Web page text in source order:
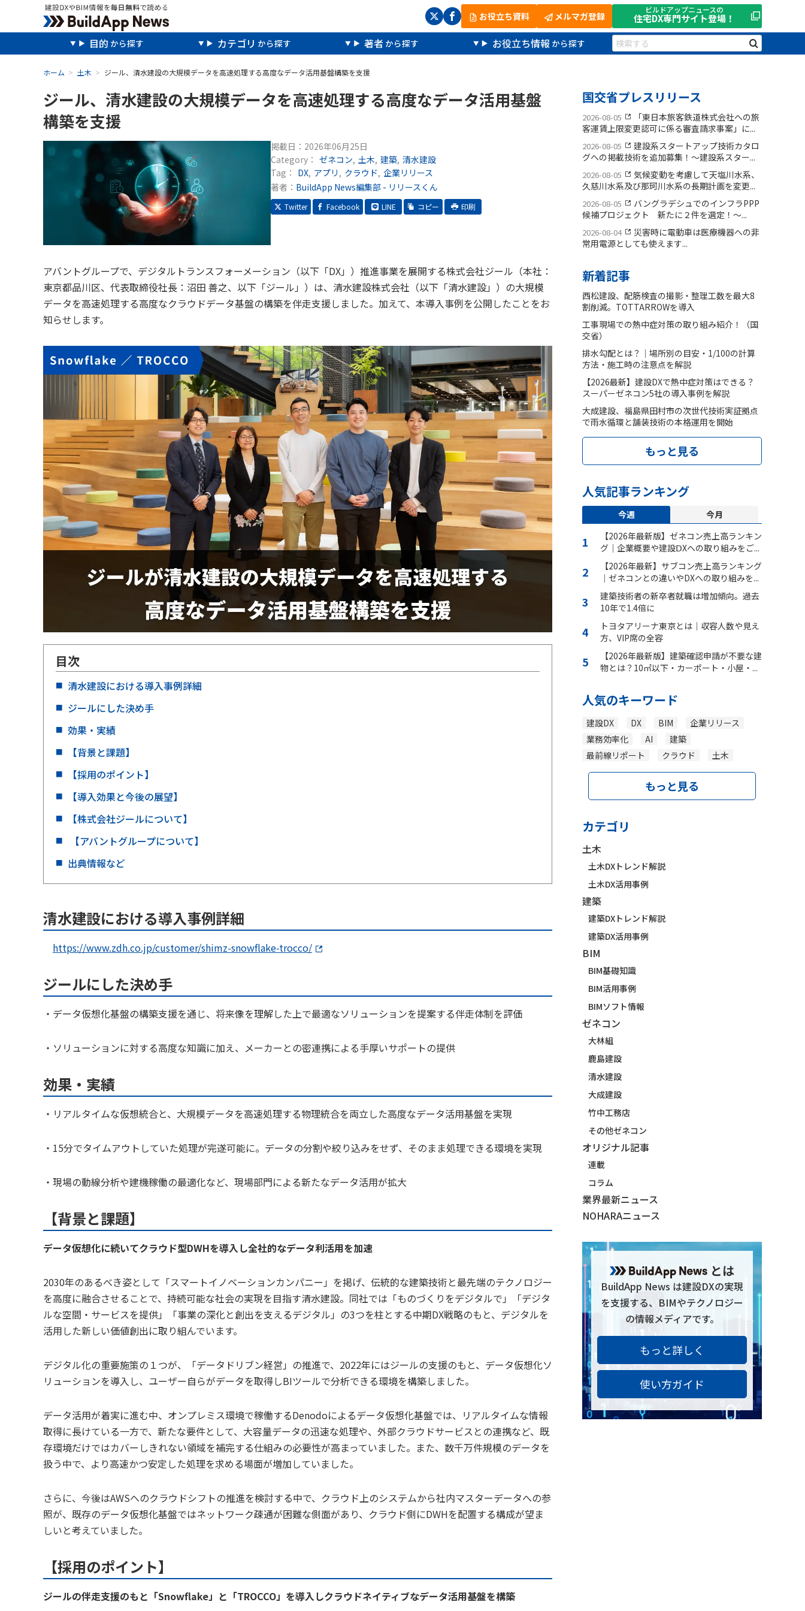
お役立ち資料 メルマガ登録
ビルドアップニュースの
住宅DX専門サイト登場！
目的 カテゴリ 著者 お役立ち情報
ホーム 土木 ジール、清水建設の大規模データを高速処理する高度なデータ活用基盤構築を支援
ジール、清水建設の大規模データを高速処理する高度なデータ活用基盤
構築を支援
掲載日： 2026年06月25日
Category： ゼネコン 土木 建築 清水建設
Tag： DX アプリ クラウド 企業リリース
著者： BuildApp News編集部 - リリースくん
Twitter Facebook LINE コピー 印刷
アバントグループで、デジタルトランスフォーメーション（以下「DX」）推進事業を展開する株式会社ジール（本社：
東京都品川区、代表取締役社長：沼田 善之、以下「ジール」）は、清水建設株式会社（以下「清水建設」）の大規模
データを高速処理する高度なクラウドデータ基盤の構築を伴走支援しました。加えて、本導入事例を公開したことをお
知らせします。
目次
清水建設における導入事例詳細
ジールにした決め手
効果・実績
【背景と課題】
【採用のポイント】
【導入効果と今後の展望】
【株式会社ジールについて】
【アバントグループについて】
出典情報など
清水建設における導入事例詳細
https://www.zdh.co.jp/customer/shimz-snowflake-trocco/
ジールにした決め手
・データ仮想化基盤の構築支援を通じ、将来像を理解した上で最適なソリューションを提案する伴走体制を評価
・ソリューションに対する高度な知識に加え、メーカーとの密連携による手厚いサポートの提供
効果・実績
・リアルタイムな仮想統合と、大規模データを高速処理する物理統合を両立した高度なデータ活用基盤を実現
・15分でタイムアウトしていた処理が完遂可能に。データの分割や絞り込みをせず、そのまま処理できる環境を実現
・現場の動線分析や建機稼働の最適化など、現場部門による新たなデータ活用が拡大
【背景と課題】
データ仮想化に続いてクラウド型DWHを導入し全社的なデータ利活用を加速
2030年のあるべき姿として「スマートイノベーションカンパニー」を掲げ、伝統的な建築技術と最先端のテクノロジー
を高度に融合させることで、持続可能な社会の実現を目指す清水建設。同社では「ものづくりをデジタルで」「デジタ
ルな空間・サービスを提供」「事業の深化と創出を支えるデジタル」の3つを柱とする中期DX戦略のもと、デジタルを
活用した新しい価値創出に取り組んでいます。
デジタル化の重要施策の１つが、「データドリブン経営」の推進で、2022年にはジールの支援のもと、データ仮想化ソ
リューションを導入し、ユーザー自らがデータを取得しBIツールで分析できる環境を構築しました。
データ活用が着実に進む中、オンプレミス環境で稼働するDenodoによるデータ仮想化基盤では、リアルタイムな情報
取得に長けている一方で、新たな要件として、大容量データの迅速な処理や、外部クラウドサービスとの連携など、既
存環境だけではカバーしきれない領域を補完する仕組みの必要性が高まっていました。また、数千万件規模のデータを
扱う中で、より高速かつ安定した処理を求める場面が増加していました。
さらに、今後はAWSへのクラウドシフトの推進を検討する中で、クラウド上のシステムから社内マスターデータへの参
照が、既存のデータ仮想化基盤ではネットワーク疎通が困難な側面があり、クラウド側にDWHを配置する構成が望ま
しいと考えていました。
【採用のポイント】
ジールの伴走支援のもと「Snowflake」と「TROCCO」を導入しクラウドネイティブなデータ活用基盤を構築
国交省プレスリリース
2026-08-05
「東日本旅客鉄道株式会社への旅
客運賃上限変更認可に係る審査請求事案」に...
2026-08-05
建設系スタートアップ技術カタロ
グへの掲載技術を追加募集！〜建設系スター...
2026-08-05
気候変動を考慮して天塩川水系、
久慈川水系及び那珂川水系の長期計画を変更...
2026-08-05
バングラデシュでのインフラPPP
候補プロジェクト 新たに２件を選定！〜...
2026-08-04
災害時に電動車は医療機器への非
常用電源としても使えます...
新着記事
西松建設、配筋検査の撮影・整理工数を最大8
割削減。TOTTARROWを導入
工事現場での熱中症対策の取り組み紹介！（国
交省）
排水勾配とは？｜場所別の目安・1/100の計算
方法・施工時の注意点を解説
【2026最新】建設DXで熱中症対策はできる？
スーパーゼネコン5社の導入事例を解説
大成建設、福島県田村市の次世代技術実証拠点
で雨水循環と舗装技術の本格運用を開始
もっと見る
人気記事ランキング
今週
今月
【2026年最新版】ゼネコン売上高ランキン
グ｜企業概要や建設ⅮXへの取り組みをご...
【2026年最新】サブコン売上高ランキング
｜ゼネコンとの違いやDXへの取り組みを...
建築技術者の新卒者就職は増加傾向。過去
10年で1.4倍に
トヨタアリーナ東京とは｜収容人数や見え
方、VIP席の全容
【2026年最新版】建築確認申請が不要な建
物とは？10㎡以下・カーポート・小屋・...
人気のキーワード
建設DX DX BIM
企業リリース
業務効率化
AI
建築
最前線リポート
クラウド 土木
もっと見る
カテゴリ
土木
土木DXトレンド解説
土木DX活用事例
建築
建築DXトレンド解説
建築DX活用事例
BIM
BIM基礎知識
BIM活用事例
BIMソフト情報
ゼネコン
大林組
鹿島建設
清水建設
大成建設
竹中工務店
その他ゼネコン
オリジナル記事
連載
コラム
業界最新ニュース
NOHARAニュース
とは
BuildApp News は建設DXの実現
を支援する、BIMやテクノロジー
の情報メディアです。
もっと詳しく
使い方ガイド